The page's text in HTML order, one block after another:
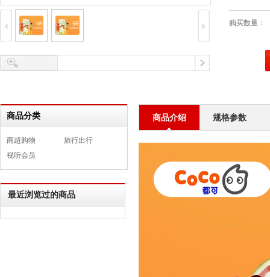
购买数量：
商品分类
商超购物
旅行出行
视听会员
最近浏览过的商品
商品介绍 规格参数